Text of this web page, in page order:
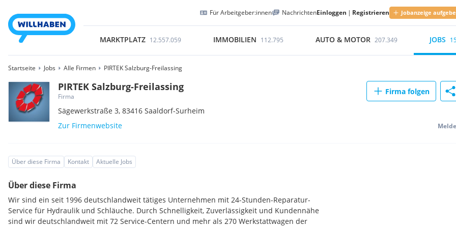
Für Arbeitgeber:innen NachrichtenEinloggen | Registrieren Jobanzeige
MARKTPLATZ 12.557.059 IMMOBILIEN 112.795 AUTO & MOTOR 207.349 JOBS
Startseite Jobs Alle Firmen PIRTEK Salzburg-Freilassing
PIRTEK Salzburg-Freilassing
Firma
Sägewerkstraße 3,83416Saaldorf-Surheim
Zur Firmenwebsite
Firma folgen
Über diese Firma Kontakt Aktuelle Jobs
Über diese Firma
Wir sind ein seit 1996 deutschlandweit tätiges Unternehmen mit 24-Stunden-Reparatur-
Service für Hydraulik und Schläuche. Durch Schnelligkeit, Zuverlässigkeit und Kundennähe
sind wir deutschlandweit mit 72 Service-Centern und mehr als 270 Werkstattwagen der